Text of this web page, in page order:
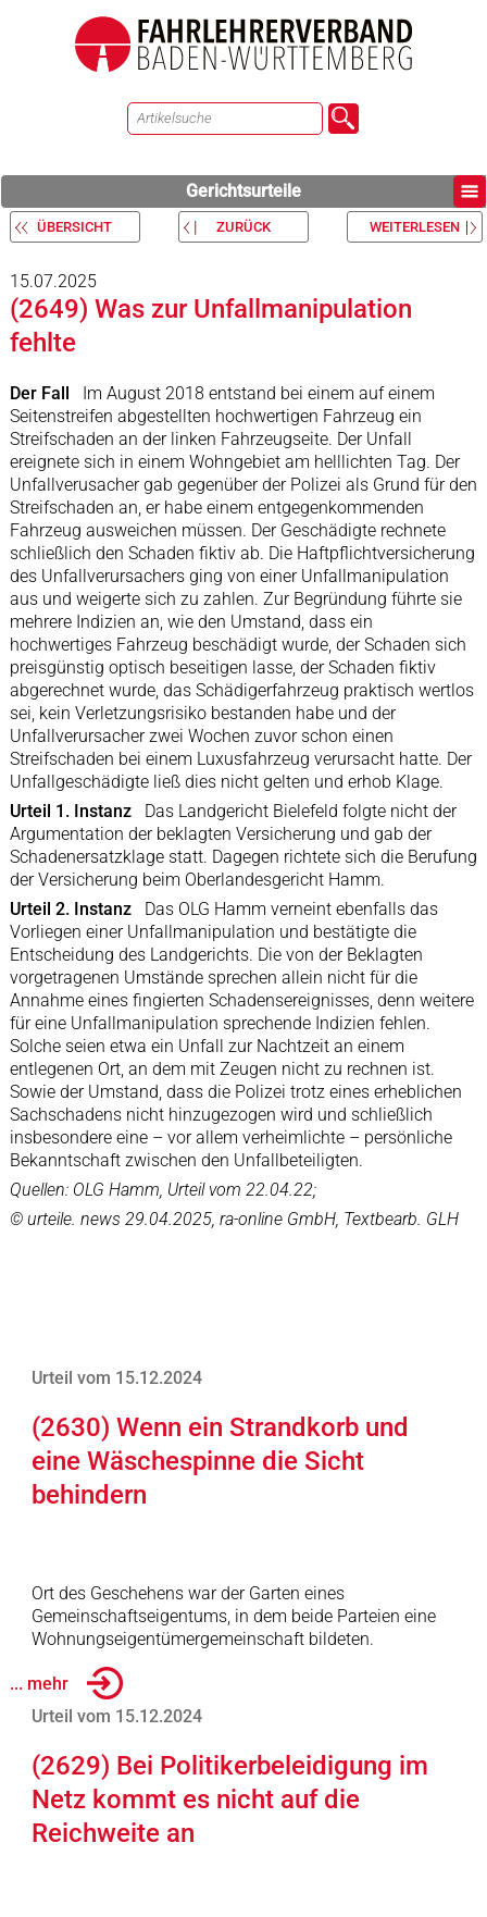
Gerichtsurteile
ÜBERSICHT ZURÜCK WEITERLESEN
15.07.2025
(2649) Was zur Unfallmanipulation
fehlte
Der Fall
Im August 2018 entstand bei einem auf einem
Seitenstreifen abgestellten hochwertigen Fahrzeug ein
Streifschaden an der linken Fahrzeugseite. Der Unfall
ereignete sich in einem Wohngebiet am helllichten Tag. Der
Unfallverusacher gab gegenüber der Polizei als Grund für den
Streifschaden an, er habe einem entgegenkommenden
Fahrzeug ausweichen müssen. Der Geschädigte rechnete
schließlich den Schaden fiktiv ab. Die Haftpflichtversicherung
des Unfallverursachers ging von einer Unfallmanipulation
aus und weigerte sich zu zahlen. Zur Begründung führte sie
mehrere Indizien an, wie den Umstand, dass ein
hochwertiges Fahrzeug beschädigt wurde, der Schaden sich
preisgünstig optisch beseitigen lasse, der Schaden fiktiv
abgerechnet wurde, das Schädigerfahrzeug praktisch wertlos
sei, kein Verletzungsrisiko bestanden habe und der
Unfallverursacher zwei Wochen zuvor schon einen
Streifschaden bei einem Luxusfahrzeug verursacht hatte. Der
Unfallgeschädigte ließ dies nicht gelten und erhob Klage.
Urteil 1. Instanz
Das Landgericht Bielefeld folgte nicht der
Argumentation der beklagten Versicherung und gab der
Schadenersatzklage statt. Dagegen richtete sich die Berufung
der Versicherung beim Oberlandesgericht Hamm.
Urteil 2. Instanz
Das OLG Hamm verneint ebenfalls das
Vorliegen einer Unfallmanipulation und bestätigte die
Entscheidung des Landgerichts. Die von der Beklagten
vorgetragenen Umstände sprechen allein nicht für die
Annahme eines fingierten Schadensereignisses, denn weitere
für eine Unfallmanipulation sprechende Indizien fehlen.
Solche seien etwa ein Unfall zur Nachtzeit an einem
entlegenen Ort, an dem mit Zeugen nicht zu rechnen ist.
Sowie der Umstand, dass die Polizei trotz eines erheblichen
Sachschadens nicht hinzugezogen wird und schließlich
insbesondere eine – vor allem verheimlichte – persönliche
Bekanntschaft zwischen den Unfallbeteiligten.
Quellen: OLG Hamm, Urteil vom 22.04.22;
© urteile. news 29.04.2025, ra-online GmbH, Textbearb. GLH
Urteil vom 15.12.2024
(2630) Wenn ein Strandkorb und
eine Wäschespinne die Sicht
behindern
Ort des Geschehens war der Garten eines
Gemeinschaftseigentums, in dem beide Parteien eine
Wohnungseigentümergemeinschaft bildeten.
... mehr
Urteil vom 15.12.2024
(2629) Bei Politikerbeleidigung im
Netz kommt es nicht auf die
Reichweite an